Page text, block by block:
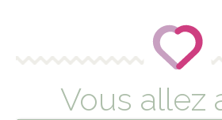
Vous allez